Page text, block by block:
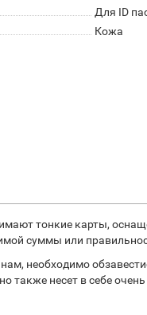
Для ID
Кожа
тонкие карты,
суммы или
необходимо
также несет в себе